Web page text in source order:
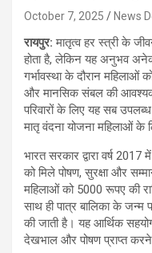
October 7, 2025 News
रायपुर:मातृत्व हर स्त्री के
होता है, लेकिन यह अनुभव अनेक
गर्भावस्था के दौरान महिलाओं
और मानसिक संबल की
परिवारों के लिए यह सब
मातृ वंदना योजना महिलाओं के
भारत सरकार द्वारा वर्ष
को मिले पोषण, सुरक्षा और
महिलाओं को 5000 रूपए की
साथ ही पात्र बालिका के जन्म
की जाती है। यह आर्थिक
देखभाल और पोषण प्राप्त